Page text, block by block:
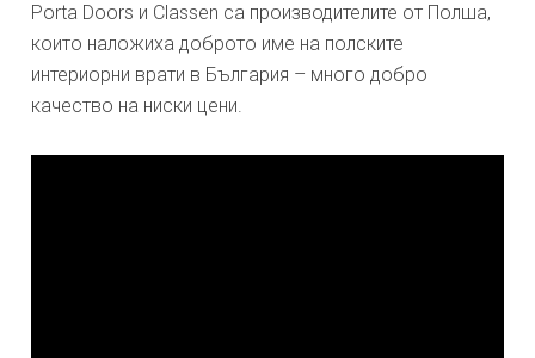
Porta Doors и Classen са производителите от Полша,
които наложиха доброто име на полските
интериорни врати в България – много добро
качество на ниски цени.